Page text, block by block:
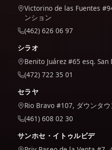
Victorino de las Fuentes
ンション
(462) 626 06 97
シラオ
Benito Juárez #65 esq.
(472) 722 35 01
セラヤ
Rio Bravo #107, ダウンタウ
(461) 608 02 30
サンホセ・イトゥルビデ